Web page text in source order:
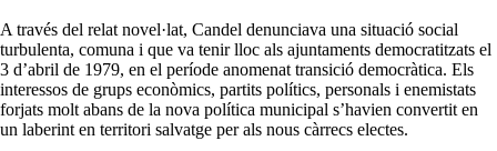
A través del relat novel·lat, Candel denunciava una situació social
turbulenta, comuna i que va tenir lloc als ajuntaments democratitzats el
3 d’abril de 1979, en el període anomenat transició democràtica. Els
interessos de grups econòmics, partits polítics, personals i enemistats
forjats molt abans de la nova política municipal s’havien convertit en
un laberint en territori salvatge per als nous càrrecs electes.